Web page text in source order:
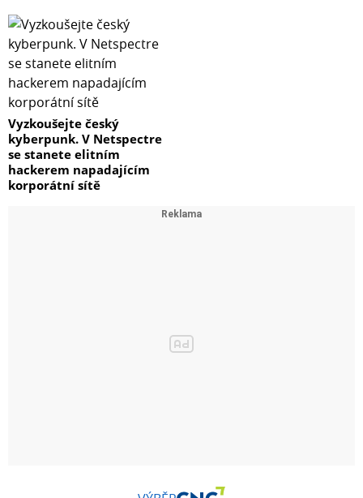
Vyzkoušejte český
kyberpunk. V Netspectre
se stanete elitním
hackerem napadajícím
korporátní sítě